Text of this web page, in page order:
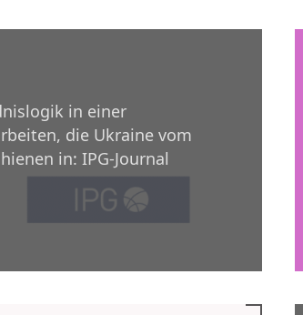
in einer
die Ukraine vom
in: IPG-Journal